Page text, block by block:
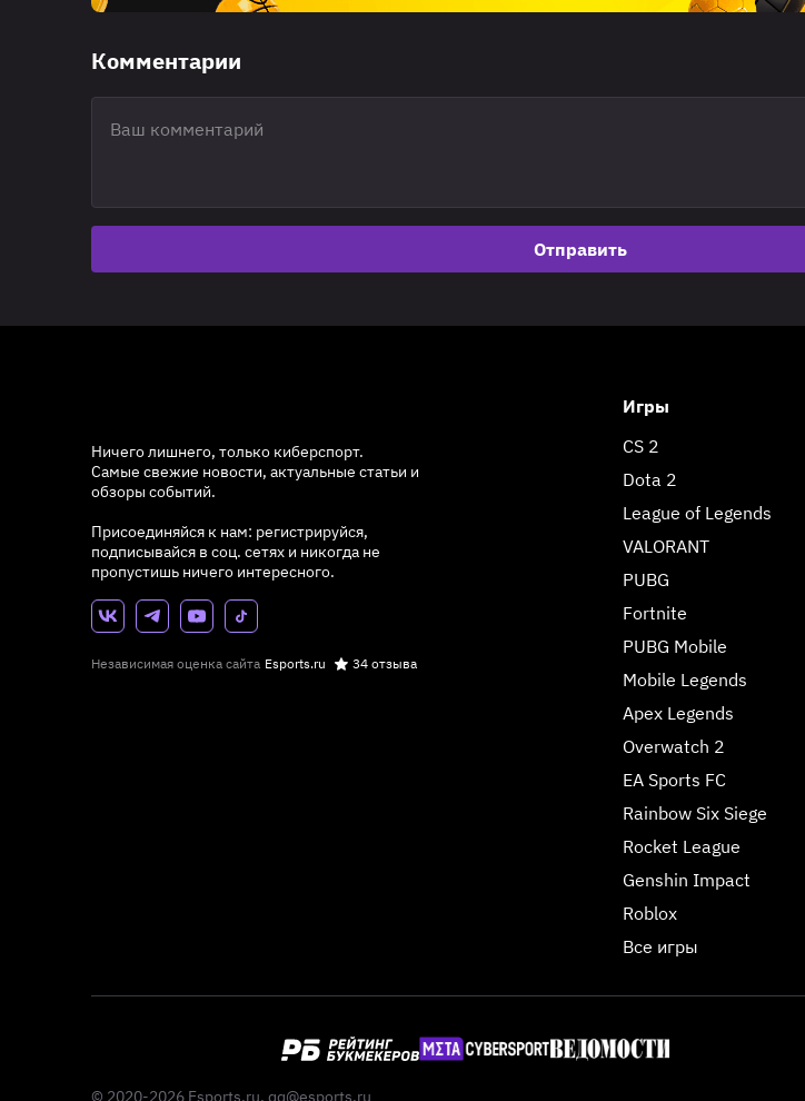
Комментарии
Отправить
Ничего лишнего, только киберспорт.
Самые свежие новости, актуальные статьи и
обзоры событий.
Присоединяйся к нам: регистрируйся,
подписывайся в соц. сетях и никогда не
пропустишь ничего интересного.
Независимая оценка сайта Esports.ru 34 отзыва
Игры
CS 2
Dota 2
League of Legends
VALORANT
PUBG
Fortnite
PUBG Mobile
Mobile Legends
Apex Legends
Overwatch 2
EA Sports FC
Rainbow Six Siege
Rocket League
Genshin Impact
Roblox
Все игры
© 2020-2026 Esports.ru, qq@esports.ru